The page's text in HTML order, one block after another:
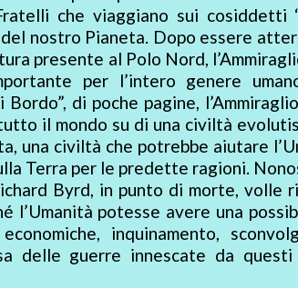
che viaggiano sui cosiddetti
nostro Pianeta. Dopo essere
presente al Polo Nord,
per l’intero genere
di poche pagine,
il mondo su di una civiltà
una civiltà che potrebbe aiutare
Terra per le predette ragioni.
Byrd, in punto di morte, volle
l’Umanità potesse avere una
inquinamento,
delle guerre innescate da questi